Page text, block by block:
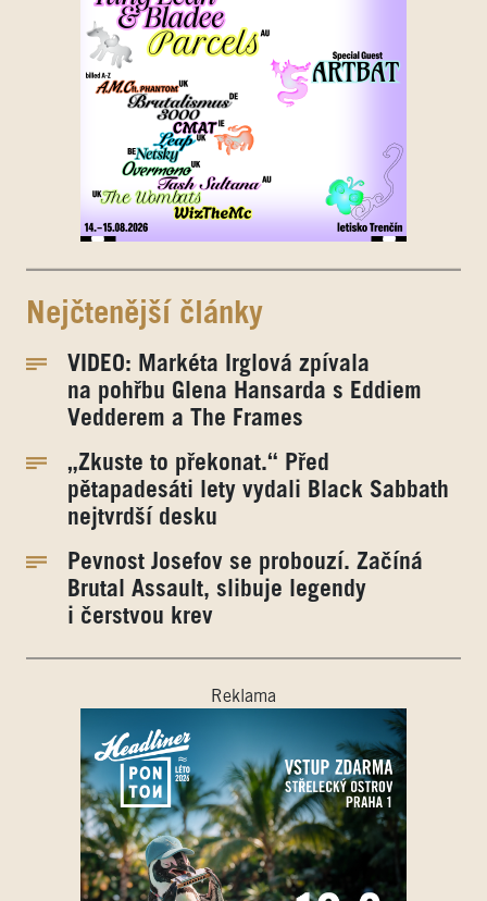
Nejčtenější články
VIDEO: Markéta Irglová zpívala
na pohřbu Glena Hansarda s Eddiem
Vedderem a The Frames
„Zkuste to překonat.“ Před
pětapadesáti lety vydali Black Sabbath
nejtvrdší desku
Pevnost Josefov se probouzí. Začíná
Brutal Assault, slibuje legendy
i čerstvou krev
Reklama